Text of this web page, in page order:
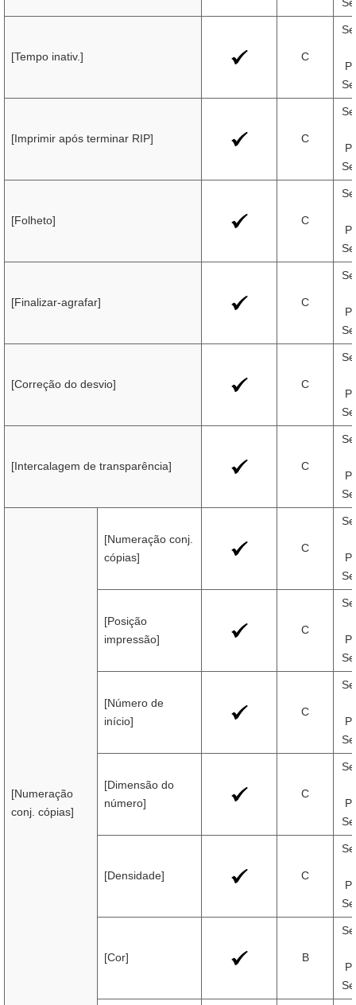
[Tempo inativ.] C
[Imprimir após terminar RIP] C
[Folheto] C
[Finalizar-agrafar] C
[Correção do desvio] C
[Intercalagem de transparência] C
[Numeração
conj. cópias]
[Numeração conj.
cópias]
C
[Posição
impressão]
C
[Número de
início]
C
[Dimensão do
número]
C
[Densidade] C
[Cor] B